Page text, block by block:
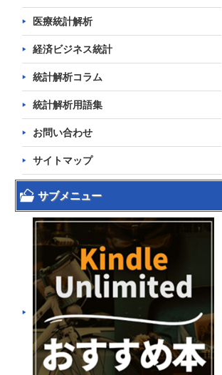
医療統計解析
経済ビジネス統計
統計解析コラム
統計解析用語集
お問い合わせ
サイトマップ
サブメニュー